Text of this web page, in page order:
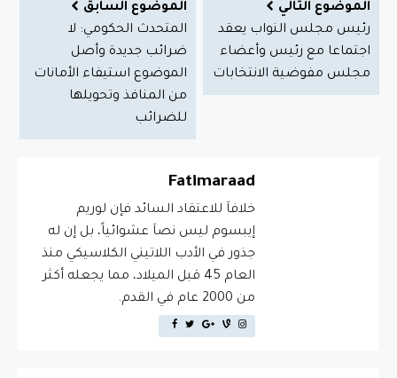
الموضوع التالي
رئيس مجلس النواب يعقد
اجتماعا مع رئيس وأعضاء
مجلس مفوضية الانتخابات
الموضوع السابق
المتحدث الحكومي: لا
ضرائب جديدة وأصل
الموضوع استيفاء الأمانات
من المنافذ وتحويلها
للضرائب
Fatimaraad
خلافاَ للاعتقاد السائد فإن لوريم
إيبسوم ليس نصاَ عشوائياً، بل إن له
جذور في الأدب اللاتيني الكلاسيكي منذ
العام 45 قبل الميلاد، مما يجعله أكثر
من 2000 عام في القدم.